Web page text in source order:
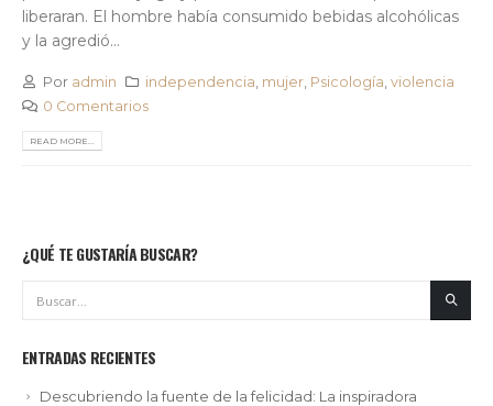
liberaran. El hombre había consumido bebidas alcohólicas
y la agredió...
Por admin independencia, mujer, Psicología,violencia
0 Comentarios
READ MORE...
¿QUÉ TE GUSTARÍA BUSCAR?
ENTRADAS RECIENTES
Descubriendo la fuente de la felicidad: La inspiradora